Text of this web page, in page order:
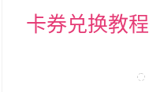
卡券兑换教程